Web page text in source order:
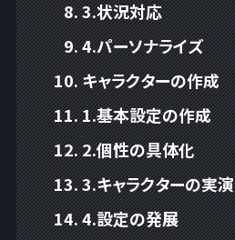
3.状況対応
4.パーソナライズ
キャラクターの作成
1.基本設定の作成
2.個性の具体化
3.キャラクターの実演
4.設定の発展